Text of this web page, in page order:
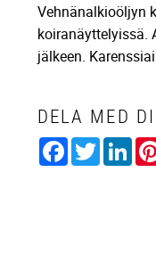
Vehnänalkioöljyn
koiranäyttelyissä.
jälkeen.
DELA MED
Facebook
Twitter